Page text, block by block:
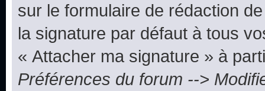
sur le formulaire de rédaction
la signature par défaut à tous
« Attacher ma signature » à
Préférences du forum -->